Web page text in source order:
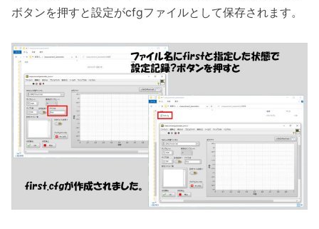
ボタンを押すと設定がcfgファイルとして保存されます。